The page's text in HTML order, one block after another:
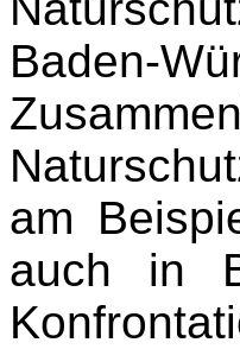
Baden-
am
auch in